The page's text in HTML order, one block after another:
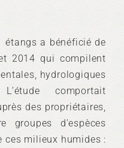
étangs a bénéficié de
2014 qui compilent
hydrologiques
comportait
des propriétaires,
groupes d’espèces
ces milieux humides :